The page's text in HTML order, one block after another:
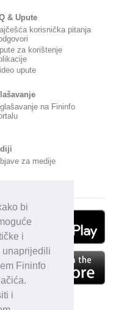
bi
i
unaprijedili
Fininfo
i
& Upute
korisnička pitanja
za korištenje
upute
na Fininfo
za medije